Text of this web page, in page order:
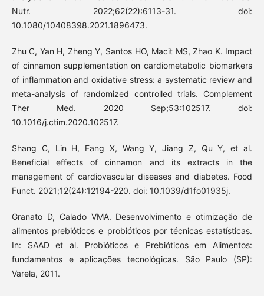
Nutr. 2022;62(22):6113-31. doi:
10.1080/10408398.2021.1896473.
Zhu C, Yan H, Zheng Y, Santos HO, Macit MS, Zhao K. Impact
of cinnamon supplementation on cardiometabolic biomarkers
of inflammation and oxidative stress: a systematic review and
meta-analysis of randomized controlled trials. Complement
Ther Med. 2020 Sep;53:102517. doi:
10.1016/j.ctim.2020.102517.
Shang C, Lin H, Fang X, Wang Y, Jiang Z, Qu Y, et al.
Beneficial effects of cinnamon and its extracts in the
management of cardiovascular diseases and diabetes. Food
Funct. 2021;12(24):12194-220. doi: 10.1039/d1fo01935j.
Granato D, Calado VMA. Desenvolvimento e otimização de
alimentos prebióticos e probióticos por técnicas estatísticas.
In: SAAD et al. Probióticos e Prebióticos em Alimentos:
fundamentos e aplicações tecnológicas. São Paulo (SP):
Varela, 2011.